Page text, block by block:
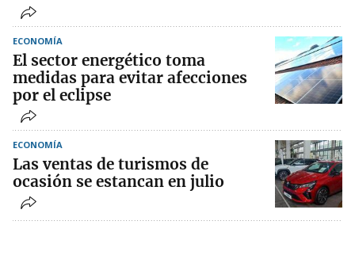
ECONOMÍA
El sector energético toma
medidas para evitar afecciones
por el eclipse
ECONOMÍA
Las ventas de turismos de
ocasión se estancan en julio